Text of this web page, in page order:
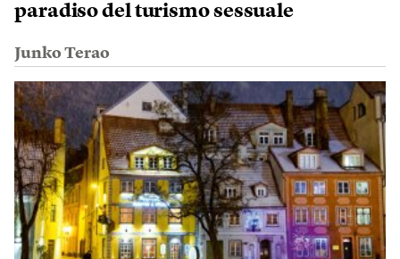
paradiso del turismo sessuale
Junko Terao